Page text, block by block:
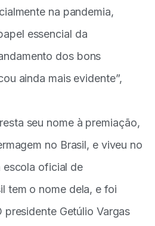
na pandemia,
essencial da
dos bons
ainda mais evidente”,
seu nome à premiação,
no Brasil, e viveu no
escola oficial de
tem o nome dela, e foi
presidente Getúlio Vargas